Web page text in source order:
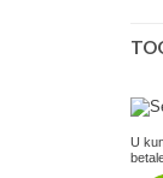
U